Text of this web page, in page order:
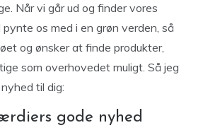
Når vi går ud og finder vores
os med i en grøn verden, så
og ønsker at finde produkter,
som overhovedet muligt. Så jeg
til dig:
gode nyhed